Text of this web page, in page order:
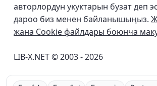
авторлордун укуктарын бузат деп
дароо биз менен байланышыңыз.
жана Cookie файлдары боюнча
LIB-X.NET © 2003 - 2026